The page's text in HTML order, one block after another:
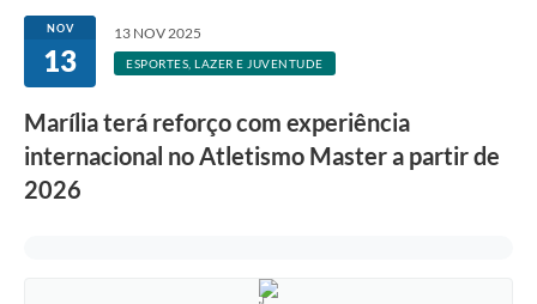
NOV
13
13 NOV 2025
ESPORTES, LAZER E JUVENTUDE
Marília terá reforço com experiência
internacional no Atletismo Master a partir de
2026